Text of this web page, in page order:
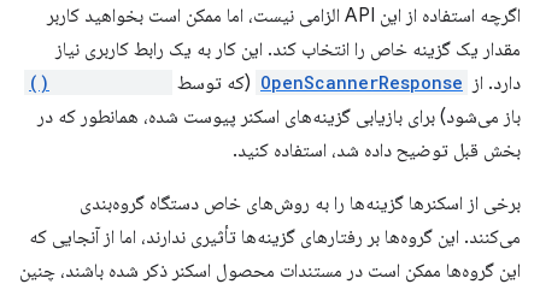
اگرچه استفاده از این API الزامی نیست، اما ممکن است بخواهید کاربر
مقدار یک گزینه خاص را انتخاب کند. این کار به یک رابط کاربری نیاز
دارد. از OpenScannerResponse (که توسط
باز می‌شود) برای بازیابی گزینه‌های اسکنر پیوست شده، همانطور که در
بخش قبل توضیح داده شد، استفاده کنید.
برخی از اسکنرها گزینه‌ها را به روش‌های خاص دستگاه گروه‌بندی
می‌کنند. این گروه‌ها بر رفتارهای گزینه‌ها تأثیری ندارند، اما از آنجایی که
این گروه‌ها ممکن است در مستندات محصول اسکنر ذکر شده باشند، چنین